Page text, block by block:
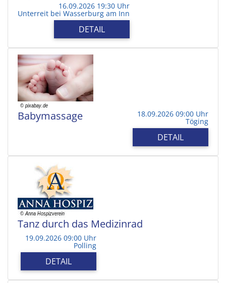
16.09.2026 19:30 Uhr
Unterreit bei Wasserburg am Inn
DETAIL
Babymassage 18.09.2026 09:00 Uhr
Töging
DETAIL
Tanz durch das Medizinrad
19.09.2026 09:00 Uhr
Polling
DETAIL